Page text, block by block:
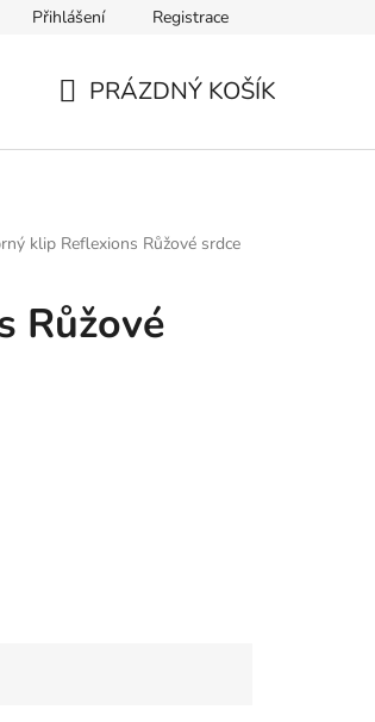
Kontakt Výběr velikosti
Přihlášení Registrace
PRÁZDNÝ KOŠÍK
klip Reflexions Růžové srdce
Růžové